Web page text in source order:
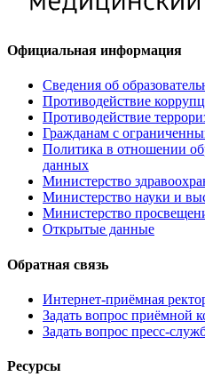
Официальная информация
Сведения об
Противодействие
Противодействие
Гражданам с
Политика в отношении
данных
Министерство
Министерство науки и
Министерство
Открытые данные
Обратная связь
Интернет-приёмная
Задать вопрос приёмной
Задать вопрос пресс-
Ресурсы